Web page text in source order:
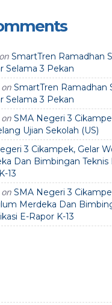
on SmartTren Ramadhan
Selama 3 Pekan
on SmartTren Ramadhan
Selama 3 Pekan
on SMA Negeri 3
Ujian Sekolah (US)
3 Cikampek, Gelar
Dan Bimbingan
13
on SMA Negeri 3
Merdeka Dan
E-Rapor K-13